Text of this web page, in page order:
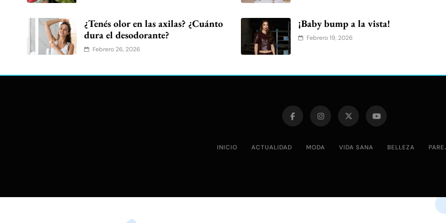
¿Tenés olor en las axilas? ¿Cuánto
dura el desodorante?
Febrero 26, 2026
¡Baby bump a la vista!
Febrero 19, 2026
INICIO ACTUALIDAD MODA VIDA SANA BELLEZA